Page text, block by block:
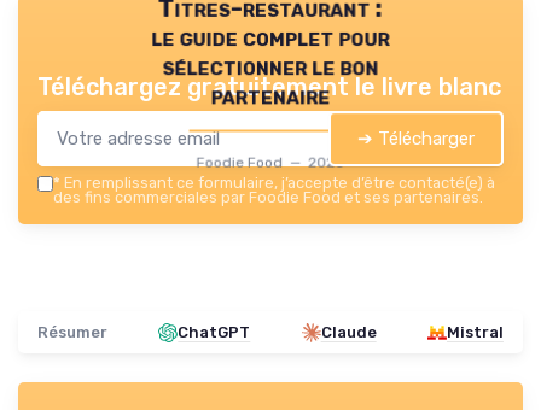
Titres-restaurant :
le guide complet pour
sélectionner le bon
partenaire
Foodie Food — 2026
Téléchargez gratuitement le livre blanc
➔ Télécharger
* En remplissant ce formulaire, j’accepte d’être contacté(e) à
des fins commerciales par Foodie Food et ses partenaires.
Résumer ChatGPT Claude Mistral